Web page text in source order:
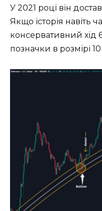
У 2021 році він
Якщо історія навіть
консервативний хід
позначки в розмірі